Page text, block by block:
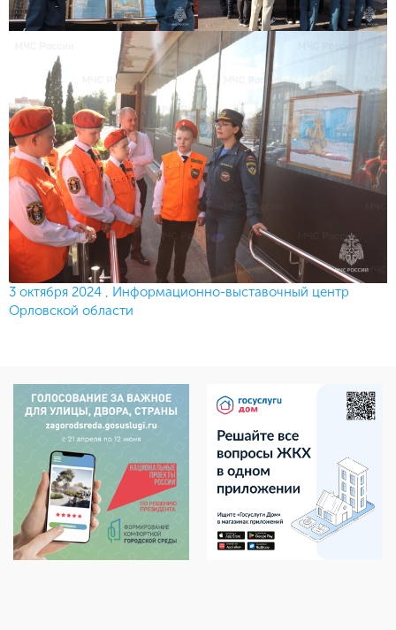
Опубликовано
3 октября 2024 , Информационно-выставочный центр
Орловской области